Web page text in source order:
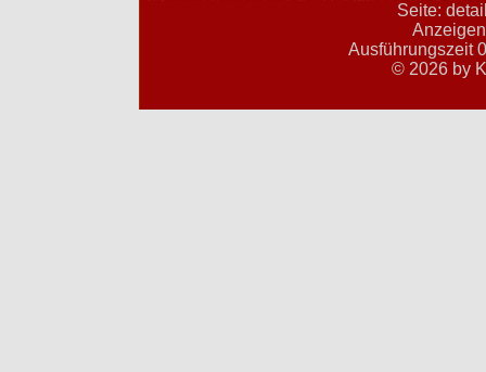
Seite:
Ausführungszeit
© 2026 by